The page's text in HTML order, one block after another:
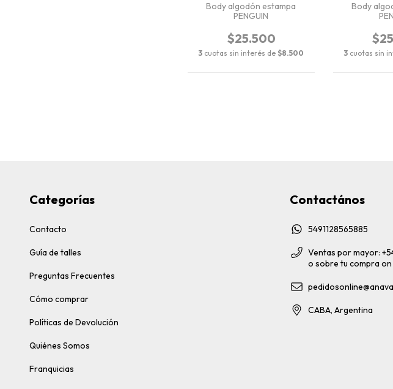
Body algodón estampa
PENGUIN
$25.500
3 cuotas sin interés de$8.500
Body
3 cuotas sin
Categorías
Contacto
Guía de talles
Preguntas Frecuentes
Cómo comprar
Políticas de Devolución
Quiénes Somos
Franquicias
Contactános
5491128565885
Ventas por mayor:
o sobre tu compra on
CABA, Argentina